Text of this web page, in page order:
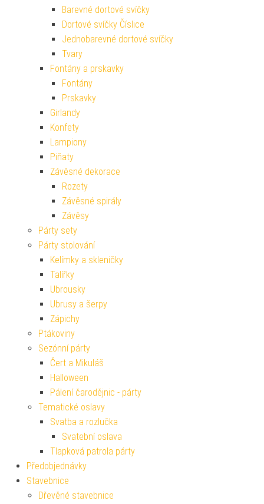
Barevné dortové svíčky
Dortové svíčky Číslice
Jednobarevné dortové svíčky
Tvary
Fontány a prskavky
Fontány
Prskavky
Girlandy
Konfety
Lampiony
Piňaty
Závěsné dekorace
Rozety
Závěsné spirály
Závěsy
Párty sety
Párty stolování
Kelímky a skleničky
Talířky
Ubrousky
Ubrusy a šerpy
Zápichy
Ptákoviny
Sezónní párty
Čert a Mikuláš
Halloween
Pálení čarodějnic - párty
Tematické oslavy
Svatba a rozlučka
Svatební oslava
Tlapková patrola párty
Předobjednávky
Stavebnice
Dřevěné stavebnice